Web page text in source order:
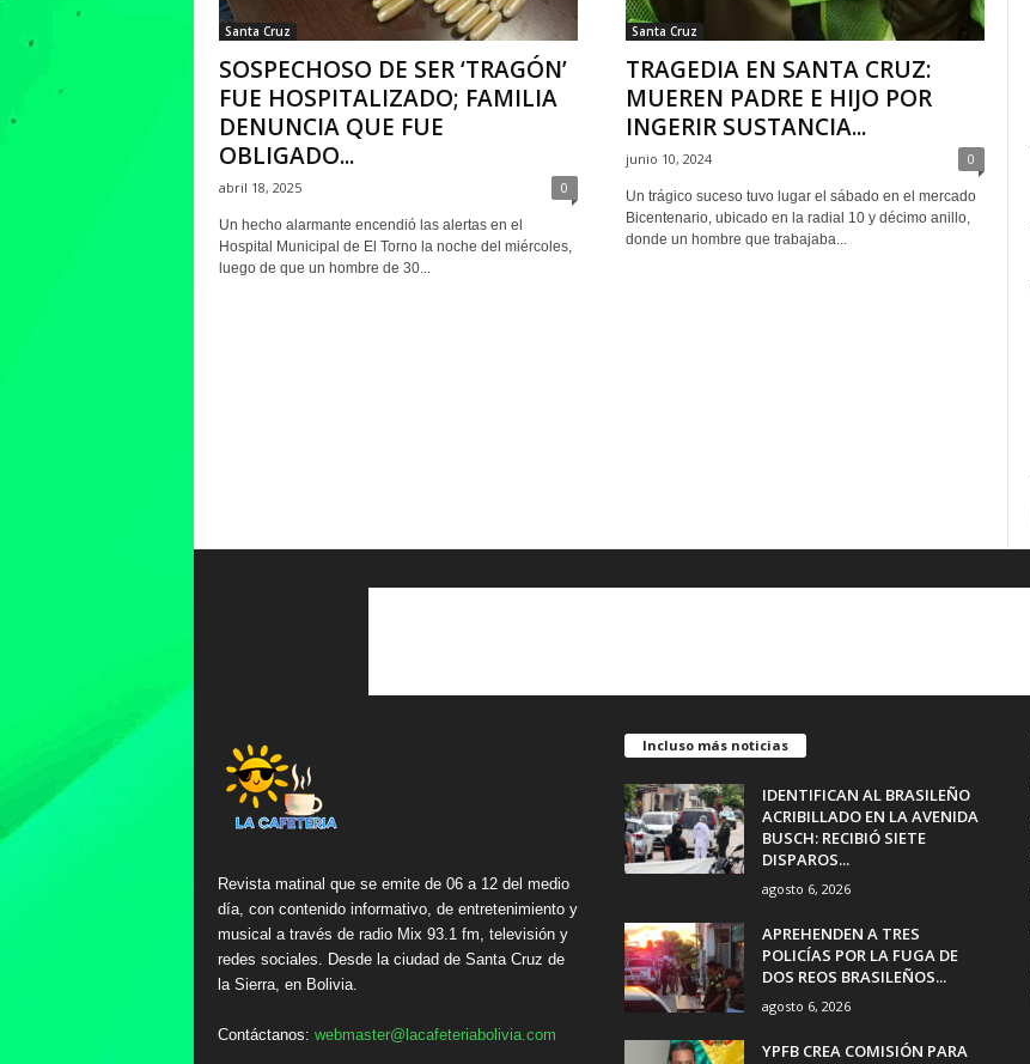
Santa Cruz
SOSPECHOSO DE SER ‘TRAGÓN’
FUE HOSPITALIZADO; FAMILIA
DENUNCIA QUE FUE
OBLIGADO...
abril 18, 2025 0
Un hecho alarmante encendió las alertas en el
Hospital Municipal de El Torno la noche del miércoles,
luego de que un hombre de 30...
Santa Cruz
TRAGEDIA EN SANTA CRUZ:
MUEREN PADRE E HIJO POR
INGERIR SUSTANCIA...
junio 10, 2024 0
Un trágico suceso tuvo lugar el sábado en el mercado
Bicentenario, ubicado en la radial 10 y décimo anillo,
donde un hombre que trabajaba...
Revista matinal que se emite de 06 a 12 del medio
día, con contenido informativo, de entretenimiento y
musical a través de radio Mix 93.1 fm, televisión y
redes sociales. Desde la ciudad de Santa Cruz de
la Sierra, en Bolivia.
Contáctanos: webmaster@lacafeteriabolivia.com
Incluso más noticias
IDENTIFICAN AL BRASILEÑO
ACRIBILLADO EN LA AVENIDA
BUSCH: RECIBIÓ SIETE
DISPAROS...
agosto 6, 2026
APREHENDEN A TRES
POLICÍAS POR LA FUGA DE
DOS REOS BRASILEÑOS...
agosto 6, 2026
YPFB CREA COMISIÓN PARA